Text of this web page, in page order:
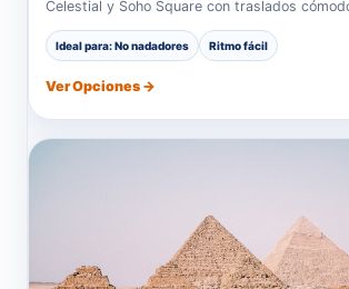
Celestial y Soho Square con traslados
Ideal para: No nadadores Ritmo fácil
Ver Opciones →